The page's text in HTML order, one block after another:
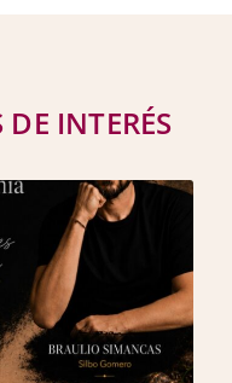
INTERÉS